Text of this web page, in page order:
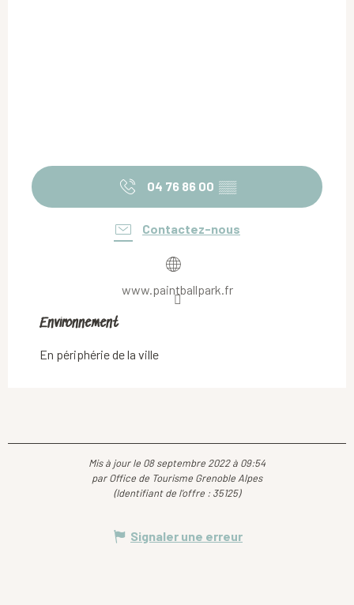
04 76 86 00 ▒▒
Contactez-nous
www.paintballpark.fr
Environnement
Environnement
En périphérie de la ville
Mis à jour le 08 septembre 2022 à 09:54
par Office de Tourisme Grenoble Alpes
(Identifiant de l'offre : 35125)
Signaler une erreur